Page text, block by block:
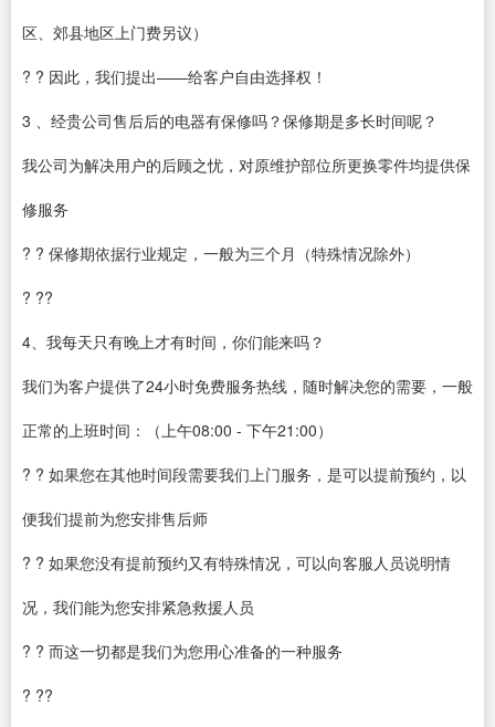
区、郊县地区上门费另议）
? ? 因此，我们提出——给客户自由选择权！
3 、经贵公司售后后的电器有保修吗？保修期是多长时间呢？
我公司为解决用户的后顾之忧，对原维护部位所更换零件均提供保
修服务
? ? 保修期依据行业规定，一般为三个月（特殊情况除外）
? ??
4、我每天只有晚上才有时间，你们能来吗？
我们为客户提供了24小时免费服务热线，随时解决您的需要，一般
正常的上班时间：（上午08:00 - 下午21:00）
? ? 如果您在其他时间段需要我们上门服务，是可以提前预约，以
便我们提前为您安排售后师
? ? 如果您没有提前预约又有特殊情况，可以向客服人员说明情
况，我们能为您安排紧急救援人员
? ? 而这一切都是我们为您用心准备的一种服务
? ??